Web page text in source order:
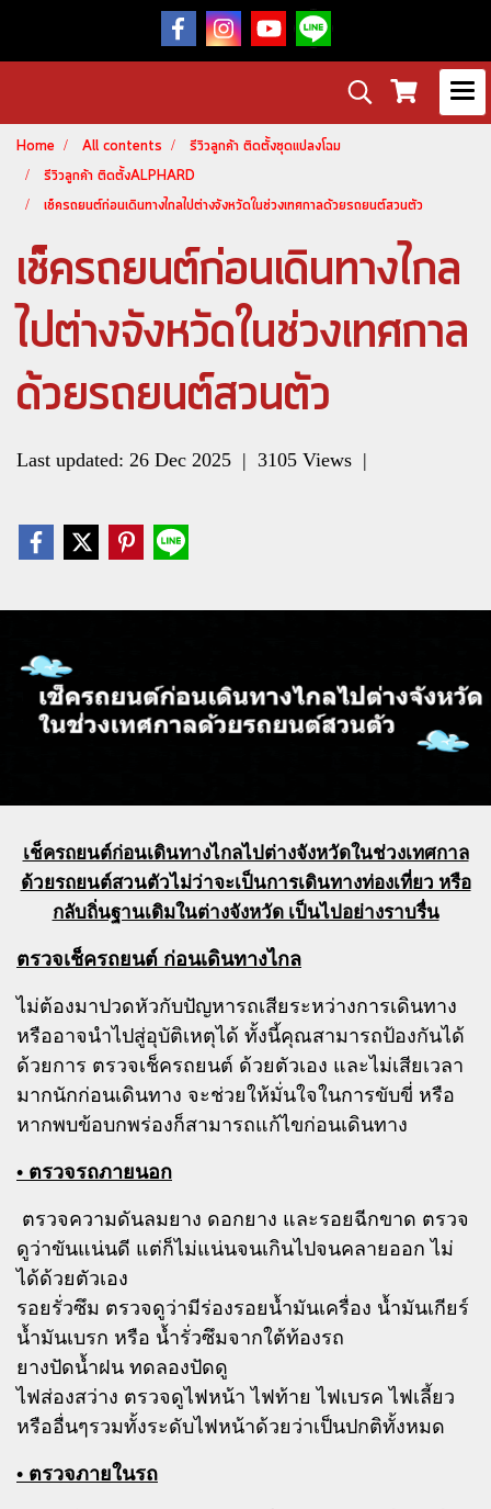
Home All contents
รีวิวลูกค้า ติดตั้งชุดแปลงโฉม
รีวิวลูกค้า ติดตั้งALPHARD
เช็ครถยนต์ก่อนเดินทางไกลไปต่างจังหวัดในช่วงเทศกาลด้วยรถยนต์สวนตัว
เช็ครถยนต์ก่อนเดินทางไกล
ไปต่างจังหวัดในช่วงเทศกาล
ด้วยรถยนต์สวนตัว
Last updated: 26 Dec 2025 | 3105 Views |
เช็ครถยนต์ก่อนเดินทางไกลไปต่างจังหวัดในช่วงเทศกาล
ด้วยรถยนต์สวนตัวไม่ว่าจะเป็นการเดินทางท่องเที่ยว หรือ
กลับถิ่นฐานเดิมในต่างจังหวัด เป็นไปอย่างราบรื่น
ตรวจเช็ครถยนต์ ก่อนเดินทางไกล
ไม่ต้องมาปวดหัวกับปัญหารถเสียระหว่างการเดินทาง
หรืออาจนำไปสู่อุบัติเหตุได้ ทั้งนี้คุณสามารถป้องกันได้
ด้วยการ ตรวจเช็ครถยนต์ ด้วยตัวเอง และไม่เสียเวลา
มากนักก่อนเดินทาง จะช่วยให้มั่นใจในการขับขี่ หรือ
หากพบข้อบกพร่องก็สามารถแก้ไขก่อนเดินทาง
• ตรวจรถภายนอก
ตรวจความดันลมยาง ดอกยาง และรอยฉีกขาด ตรวจ
ดูว่าขันแน่นดี แต่ก็ไม่แน่นจนเกินไปจนคลายออก ไม่
ได้ด้วยตัวเอง
รอยรั่วซึม ตรวจดูว่ามีร่องรอยน้ำมันเครื่อง น้ำมันเกียร์
น้ำมันเบรก หรือ น้ำรั่วซึมจากใต้ท้องรถ
ยางปัดน้ำฝน ทดลองปัดดู
ไฟส่องสว่าง ตรวจดูไฟหน้า ไฟท้าย ไฟเบรค ไฟเลี้ยว
หรืออื่นๆรวมทั้งระดับไฟหน้าด้วยว่าเป็นปกติทั้งหมด
• ตรวจภายในรถ